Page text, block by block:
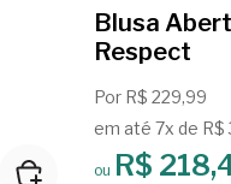
Blusa
Respect
Por R$ 229,99
em até 7x de R$
ou R$